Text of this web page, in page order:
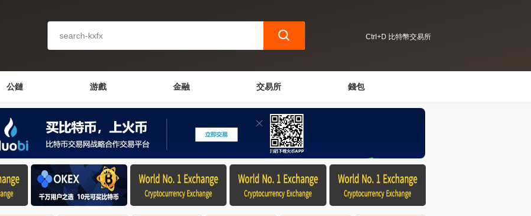
Ctrl+D 比特幣交易所
公鏈 游戲 金融 交易所 錢包